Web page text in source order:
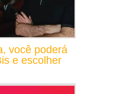
você poderá
e escolher